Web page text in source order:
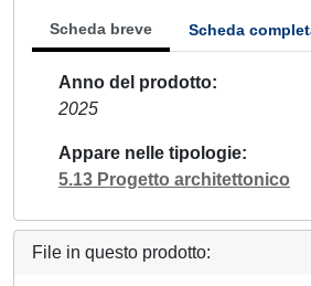
Scheda breve Scheda
Anno del prodotto
2025
Appare nelle tipologie
5.13 Progetto architettonico
File in questo prodotto: